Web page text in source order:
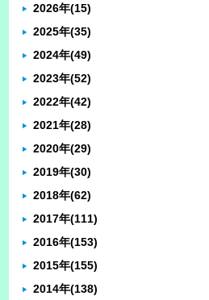
2026年(15)
2025年(35)
2024年(49)
2023年(52)
2022年(42)
2021年(28)
2020年(29)
2019年(30)
2018年(62)
2017年(111)
2016年(153)
2015年(155)
2014年(138)